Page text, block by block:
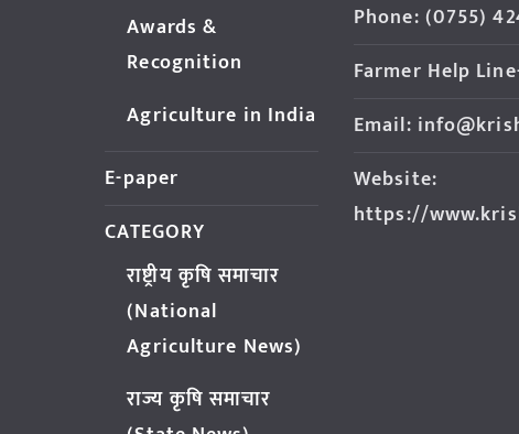
Awards &
Recognition
Agriculture in India
E-paper
CATEGORY
राष्ट्रीय कृषि समाचार
(National
Agriculture News)
राज्य कृषि समाचार
Phone: (0755)
Farmer Help
Email:
Website:
https://